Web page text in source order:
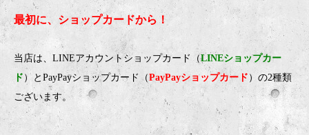
最初に、ショップカードから！
当店は、LINEアカウントショップカード（LINEショップカー
ド ）とPayPayショップカード（PayPayショップカード ）の2種類
ございます。